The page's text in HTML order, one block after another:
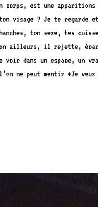
corps, est une
? Je te regarde
ton sexe, tes
il rejette, écarte,
dans un espace, un
ne peut mentir *Je